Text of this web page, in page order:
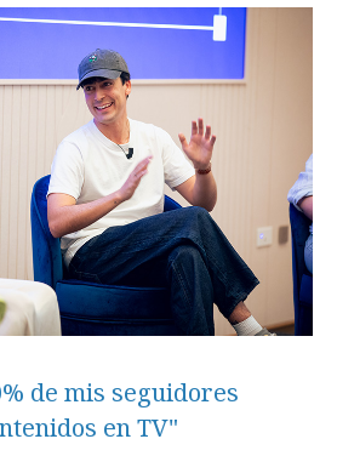
de mis seguidores
en TV"